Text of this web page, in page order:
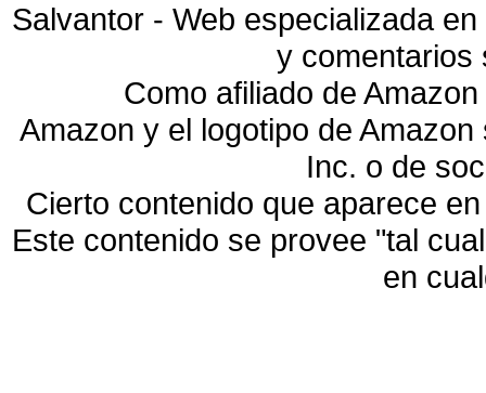
Salvantor - Web especializada
y
Como afiliado de
Amazon y el logotipo de
Inc. o de
Cierto contenido que aparece
Este contenido se provee "tal
en